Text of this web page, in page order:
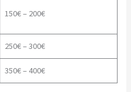
150€ – 200€
250€ – 300€
350€ – 400€